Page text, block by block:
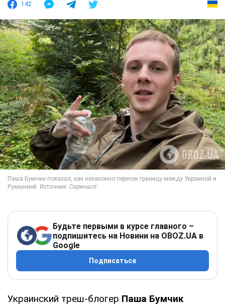
142
Будьте первыми в курсе главного –
подпишитесь на Новини на OBOZ.UA в
Google
Подписаться
Украинский треш-блогер Паша Бумчик